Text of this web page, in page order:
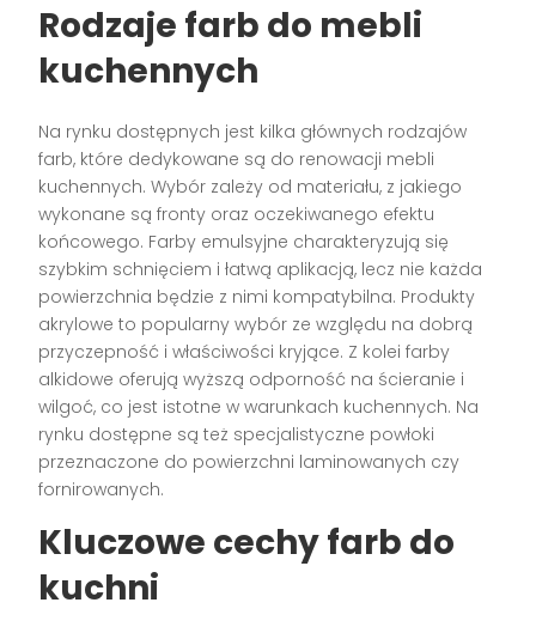
Rodzaje farb do mebli
kuchennych
Na rynku dostępnych jest kilka głównych rodzajów
farb, które dedykowane są do renowacji mebli
kuchennych. Wybór zależy od materiału, z jakiego
wykonane są fronty oraz oczekiwanego efektu
końcowego. Farby emulsyjne charakteryzują się
szybkim schnięciem i łatwą aplikacją, lecz nie każda
powierzchnia będzie z nimi kompatybilna. Produkty
akrylowe to popularny wybór ze względu na dobrą
przyczepność i właściwości kryjące. Z kolei farby
alkidowe oferują wyższą odporność na ścieranie i
wilgoć, co jest istotne w warunkach kuchennych. Na
rynku dostępne są też specjalistyczne powłoki
przeznaczone do powierzchni laminowanych czy
fornirowanych.
Kluczowe cechy farb do
kuchni